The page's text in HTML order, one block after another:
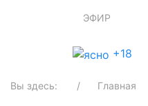
ЭФИР
+18
Вы здесь: Главная